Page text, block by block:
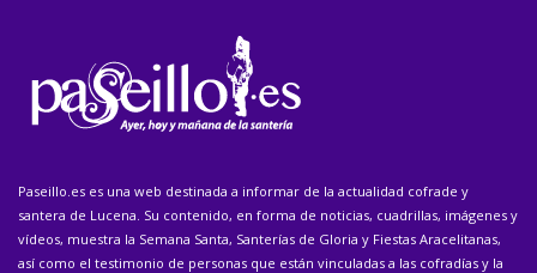
Paseillo.es es una web destinada a informar de la actualidad cofrade y
santera de Lucena. Su contenido, en forma de noticias, cuadrillas, imágenes y
vídeos, muestra la Semana Santa, Santerías de Gloria y Fiestas Aracelitanas,
así como el testimonio de personas que están vinculadas a las cofradías y la